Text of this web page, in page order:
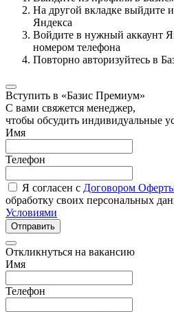
На другой вкладке выйдите
Яндекса
Войдите в нужный аккаунт
номером телефона
Повторно авторизуйтесь в
Вступить в «Базис Премиум»
С вами свяжется менеджер,
чтобы обсудить индивидуальные
Имя
Телефон
Я согласен с Договором
обработку своих персональных
Условиями
Отправить
Откликнуться на вакансию
Имя
Телефон